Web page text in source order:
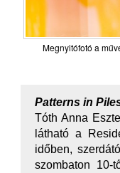
Megnyitófotó a
Patterns in
Tóth Anna
látható a
időben,
szombaton 10-